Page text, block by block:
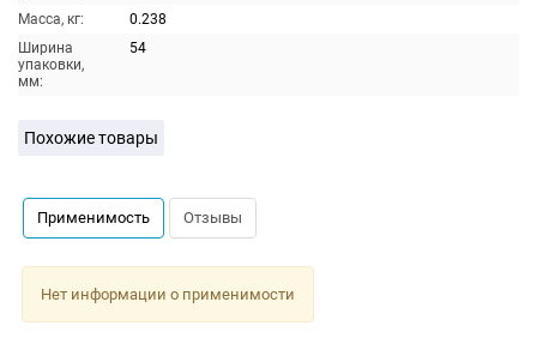
Масса, кг:
0.238
Ширина
упаковки,
мм:
54
Похожие товары
Применимость Отзывы
Нет информации о применимости